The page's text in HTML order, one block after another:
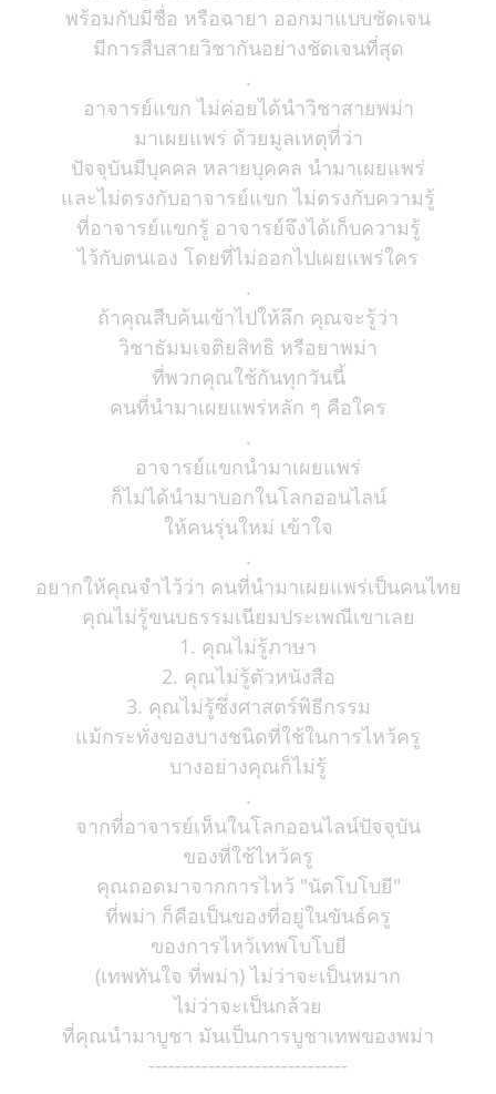
พร้อมกับมีชื่อ หรือฉายา ออกมาแบบชัดเจน
มีการสืบสายวิชากันอย่างชัดเจนที่สุด
.
อาจารย์แขก ไม่ค่อยได้นำวิชาสายพม่า
มาเผยแพร่ ด้วยมูลเหตุที่ว่า
ปัจจุบันมีบุคคล หลายบุคคล นำมาเผยแพร่
และไม่ตรงกับอาจารย์แขก ไม่ตรงกับความรู้
ที่อาจารย์แขกรู้ อาจารย์จึงได้เก็บความรู้
ไว้กับตนเอง โดยที่ไม่ออกไปเผยแพร่ใคร
.
ถ้าคุณสืบค้นเข้าไปให้ลึก คุณจะรู้ว่า
วิชาธัมมเจติยสิทธิ หรือยาพม่า
ที่พวกคุณใช้กันทุกวันนี้
คนที่นำมาเผยแพร่หลัก ๆ คือใคร
.
อาจารย์แขกนำมาเผยแพร่
ก็ไม่ได้นำมาบอกในโลกออนไลน์
ให้คนรุ่นใหม่ เข้าใจ
.
อยากให้คุณจำไว้ว่า คนที่นำมาเผยแพร่เป็นคนไทย
คุณไม่รู้ขนบธรรมเนียมประเพณีเขาเลย
1. คุณไม่รู้ภาษา
2. คุณไม่รู้ตัวหนังสือ
3. คุณไม่รู้ซึ่งศาสตร์พิธีกรรม
แม้กระทั่งของบางชนิดที่ใช้ในการไหว้ครู
บางอย่างคุณก็ไม่รู้
.
จากที่อาจารย์เห็นในโลกออนไลน์ปัจจุบัน
ของที่ใช้ไหว้ครู
คุณถอดมาจากการไหว้ "นัตโบโบยี"
ที่พม่า ก็คือเป็นของที่อยู่ในขันธ์ครู
ของการไหว้เทพโบโบยี
(เทพทันใจ ที่พม่า) ไม่ว่าจะเป็นหมาก
ไม่ว่าจะเป็นกล้วย
ที่คุณนำมาบูชา มันเป็นการบูชาเทพของพม่า
------------------------------